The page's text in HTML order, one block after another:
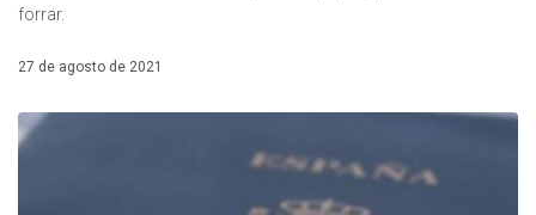
forrar.
27 de agosto de 2021